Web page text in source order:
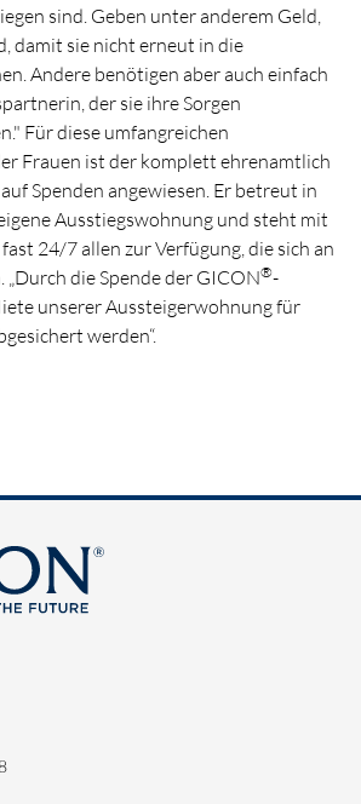
sind. Geben unter anderem Geld,
damit sie nicht erneut in die
Andere benötigen aber auch einfach
der sie ihre Sorgen
Für diese umfangreichen
Frauen ist der komplett ehrenamtlich
Spenden angewiesen. Er betreut in
Ausstiegswohnung und steht mit
24/7 allen zur Verfügung, die sich an
„Durch die Spende der GICON®-
unserer Aussteigerwohnung für
werden“.